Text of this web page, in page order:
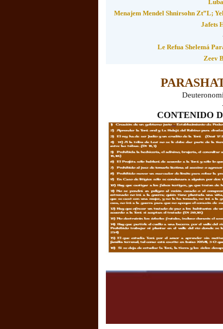
Menajem Mendel Shnirsohn Zt”L;
Jafets
Le Refua Shelemá
Zeev
CONTENIDO